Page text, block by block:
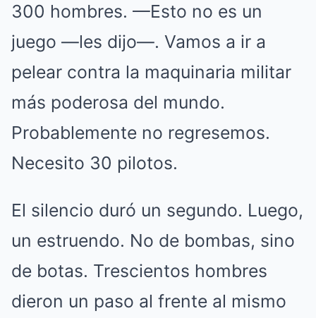
300 hombres. —Esto no es un
juego —les dijo—. Vamos a ir a
pelear contra la maquinaria militar
más poderosa del mundo.
Probablemente no regresemos.
Necesito 30 pilotos.
El silencio duró un segundo. Luego,
un estruendo. No de bombas, sino
de botas. Trescientos hombres
dieron un paso al frente al mismo